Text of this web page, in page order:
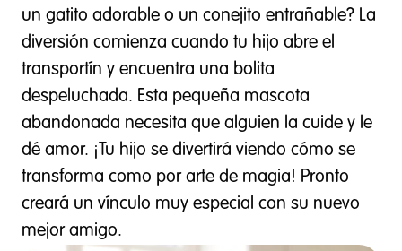
un gatito adorable o un conejito entrañable? La
diversión comienza cuando tu hijo abre el
transportín y encuentra una bolita
despeluchada. Esta pequeña mascota
abandonada necesita que alguien la cuide y le
dé amor. ¡Tu hijo se divertirá viendo cómo se
transforma como por arte de magia! Pronto
creará un vínculo muy especial con su nuevo
mejor amigo.